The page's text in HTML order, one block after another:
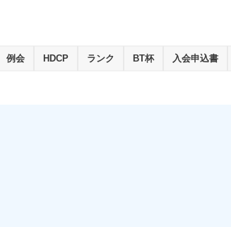
例会 HDCP ランク BT杯 入会申込書